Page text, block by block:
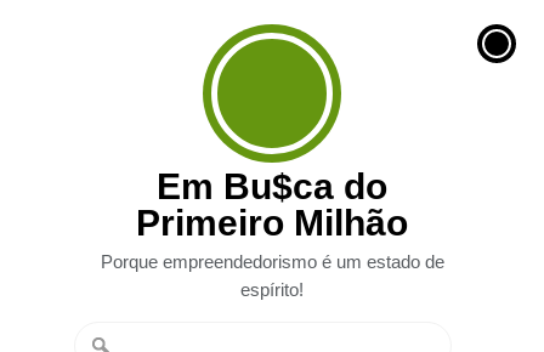
Em Bu$ca do
Primeiro Milhão
Porque empreendedorismo é um estado de
espírito!